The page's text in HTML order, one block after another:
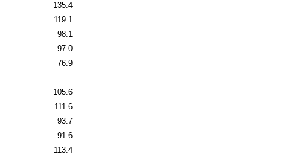
135.4
119.1
98.1
97.0
76.9
105.6
111.6
93.7
91.6
113.4